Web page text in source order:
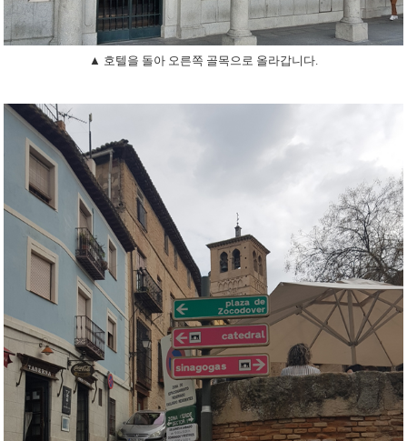
▲ 호텔을 돌아 오른쪽 골목으로 올라갑니다.